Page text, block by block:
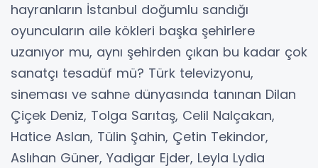
hayranların İstanbul doğumlu sandığı
oyuncuların aile kökleri başka şehirlere
uzanıyor mu, aynı şehirden çıkan bu kadar çok
sanatçı tesadüf mü? Türk televizyonu,
sineması ve sahne dünyasında tanınan Dilan
Çiçek Deniz, Tolga Sarıtaş, Celil Nalçakan,
Hatice Aslan, Tülin Şahin, Çetin Tekindor,
Aslıhan Güner, Yadigar Ejder, Leyla Lydia